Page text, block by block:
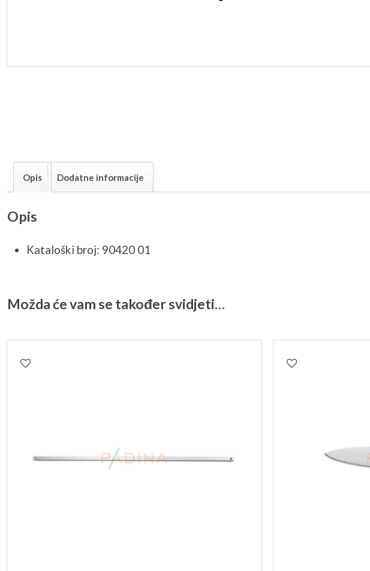
Opis Dodatne informacije
Opis
Kataloški broj: 90420 01
Možda će vam se također svidjeti…